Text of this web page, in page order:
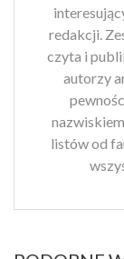
redakcji.
czyta i
autorzy
listów od